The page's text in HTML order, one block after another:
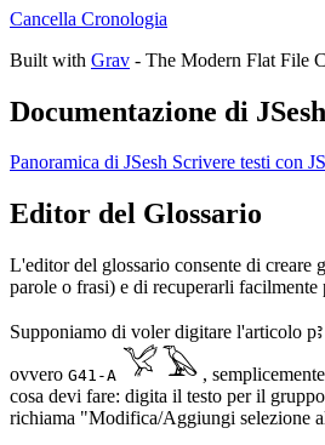
Cancella Cronologia
Built with Grav - The Modern Flat File
Documentazione di JSesh
Panoramica di JSesh Scrivere testi con
Editor del Glossario
L'editor del glossario consente di creare
parole o frasi) e di recuperarli facilmente
Supponiamo di voler digitare l'articolo
ovvero G41-A
,
cosa devi fare: digita il testo per il
richiama "Modifica/Aggiungi selezione